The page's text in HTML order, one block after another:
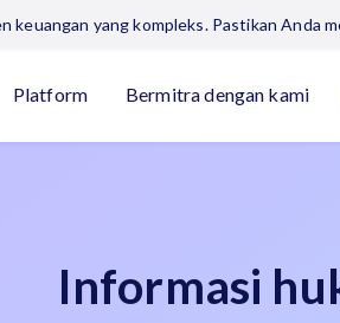
keuangan yang kompleks. Pastikan Anda
Platform Bermitra dengan kami
Informasi